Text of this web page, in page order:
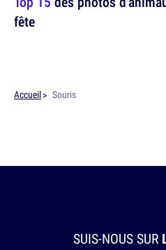
fête
Accueil Souris
SUIS-NOUS SUR